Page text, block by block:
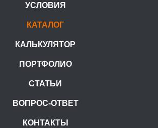
УСЛОВИЯ
КАТАЛОГ
КАЛЬКУЛЯТОР
ПОРТФОЛИО
СТАТЬИ
ВОПРОС-ОТВЕТ
КОНТАКТЫ